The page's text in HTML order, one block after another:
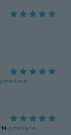
przesłane
14 przesłane